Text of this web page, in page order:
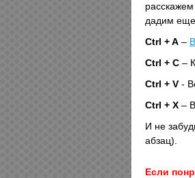
дадим еще
Ctrl + A –
Ctrl + С –
Ctrl + V -
Ctrl + X –
И не
абзац).
Если